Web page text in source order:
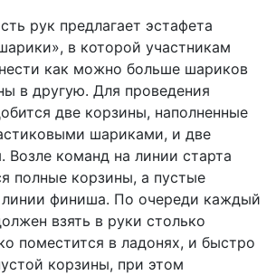
рук предлагает эстафета
в которой участникам
как можно больше шариков
в другую. Для проведения
две корзины, наполненные
шариками, и две
Возле команд на линии старта
полные корзины, а пустые
линии финиша. По очереди каждый
взять в руки столько
поместится в ладонях, и быстро
корзины, при этом